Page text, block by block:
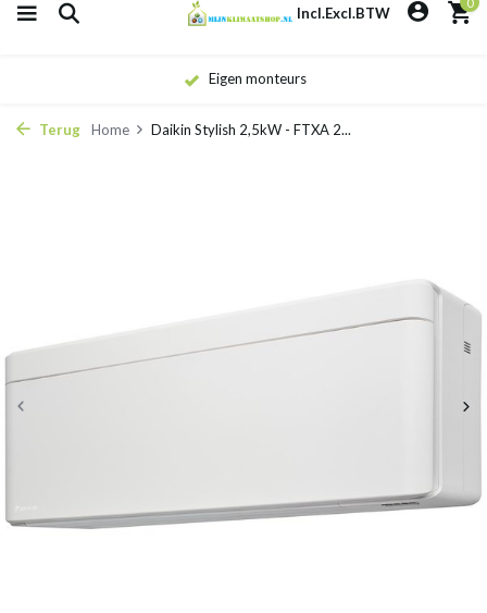
Incl.Excl.BTW
Eigen monteurs
Terug Home Daikin Stylish 2,5kW - FTXA 2...